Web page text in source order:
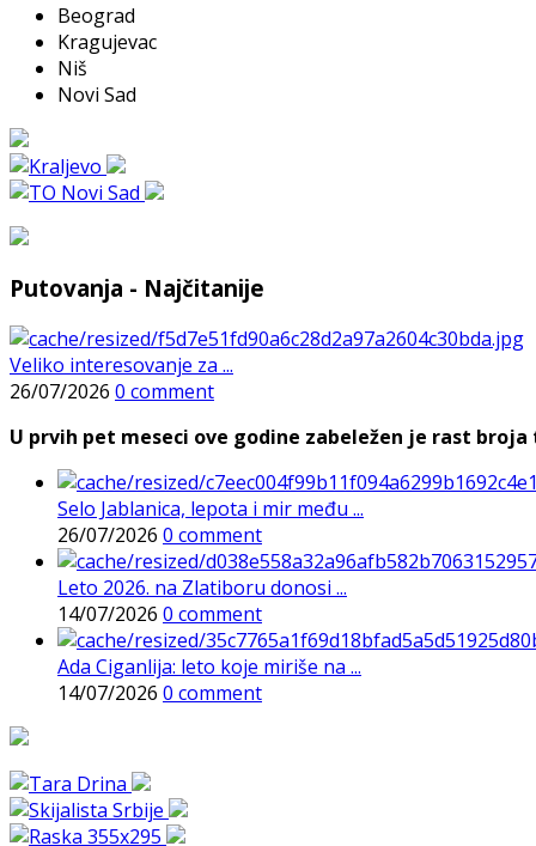
Beograd
Kragujevac
Niš
Novi Sad
Putovanja - Najčitanije
Veliko interesovanje za ...
26/07/2026 0 comment
U prvih pet meseci ove godine zabeležen je rast
Selo Jablanica, lepota i mir među ...
26/07/2026 0 comment
Leto 2026. na Zlatiboru donosi ...
14/07/2026 0 comment
Ada Ciganlija: leto koje miriše na ...
14/07/2026 0 comment